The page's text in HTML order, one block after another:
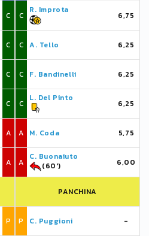
C
C
C
C
A
A
P
C
R. Improta
6,75
C A. Tello 6,25
C F. Bandinelli 6,25
C
L. Del Pinto
6,25
A M. Coda 5,75
A
C. Buonaiuto
(60')
6,00
PANCHINA
P C. Puggioni -